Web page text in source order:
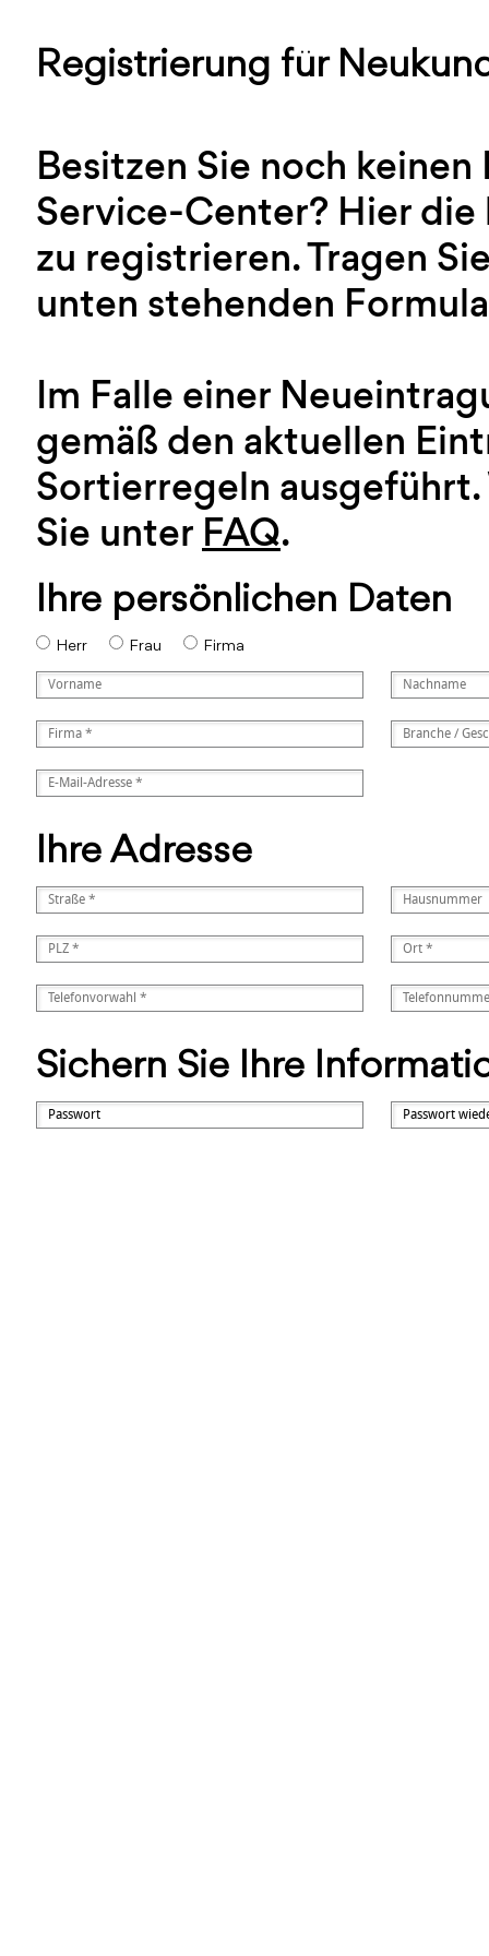
Registrierung für
Besitzen Sie noch
Service-Center? Hier
zu registrieren. Tragen
unten stehenden
Im Falle einer
gemäß den aktuellen
Sortierregeln
Sie unter FAQ.
Ihre persönlichen Daten
Herr Frau Firma
Ihre Adresse
Sichern Sie Ihre